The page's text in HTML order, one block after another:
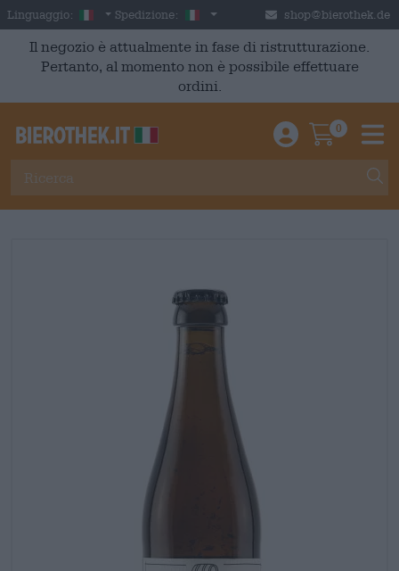
Skip to main content
Linguaggio: Italian
Spedizione: Italia shop@bierothek.de
Il negozio è attualmente in fase di ristrutturazione.
Pertanto, al momento non è possibile effettuare
ordini.
Einloggen /
0